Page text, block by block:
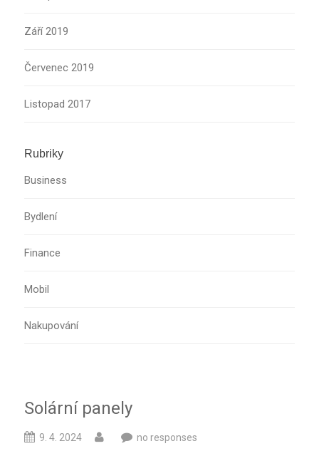
Září 2019
Červenec 2019
Listopad 2017
Rubriky
Business
Bydlení
Finance
Mobil
Nakupování
Solární panely
9. 4. 2024 no responses